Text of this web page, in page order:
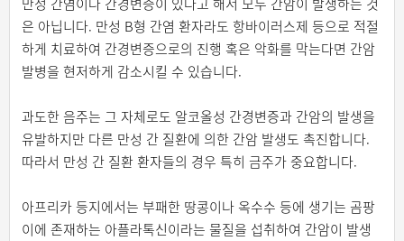
은 아닙니다. 만성 B형 간염 환자라도 항바이러스제 등으로 적절
하게 치료하여 간경변증으로의 진행 혹은 악화를 막는다면 간암
발병을 현저하게 감소시킬 수 있습니다.
과도한 음주는 그 자체로도 알코올성 간경변증과 간암의 발생을
유발하지만 다른 만성 간 질환에 의한 간암 발생도 촉진합니다.
따라서 만성 간 질환 환자들의 경우 특히 금주가 중요합니다.
아프리카 등지에서는 부패한 땅콩이나 옥수수 등에 생기는 곰팡
이에 존재하는 아플라톡신이라는 물질을 섭취하여 간암이 발생